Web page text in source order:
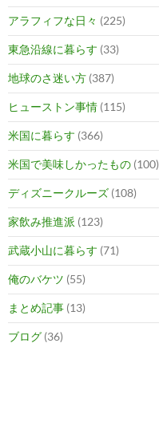
アラフィフな日々 (225)
東急沿線に暮らす (33)
地球のさ迷い方 (387)
ヒューストン事情 (115)
米国に暮らす (366)
米国で美味しかったもの (100)
ディズニークルーズ (108)
家飲み推進派 (123)
武蔵小山に暮らす (71)
俺のバケツ (55)
まとめ記事 (13)
ブログ (36)